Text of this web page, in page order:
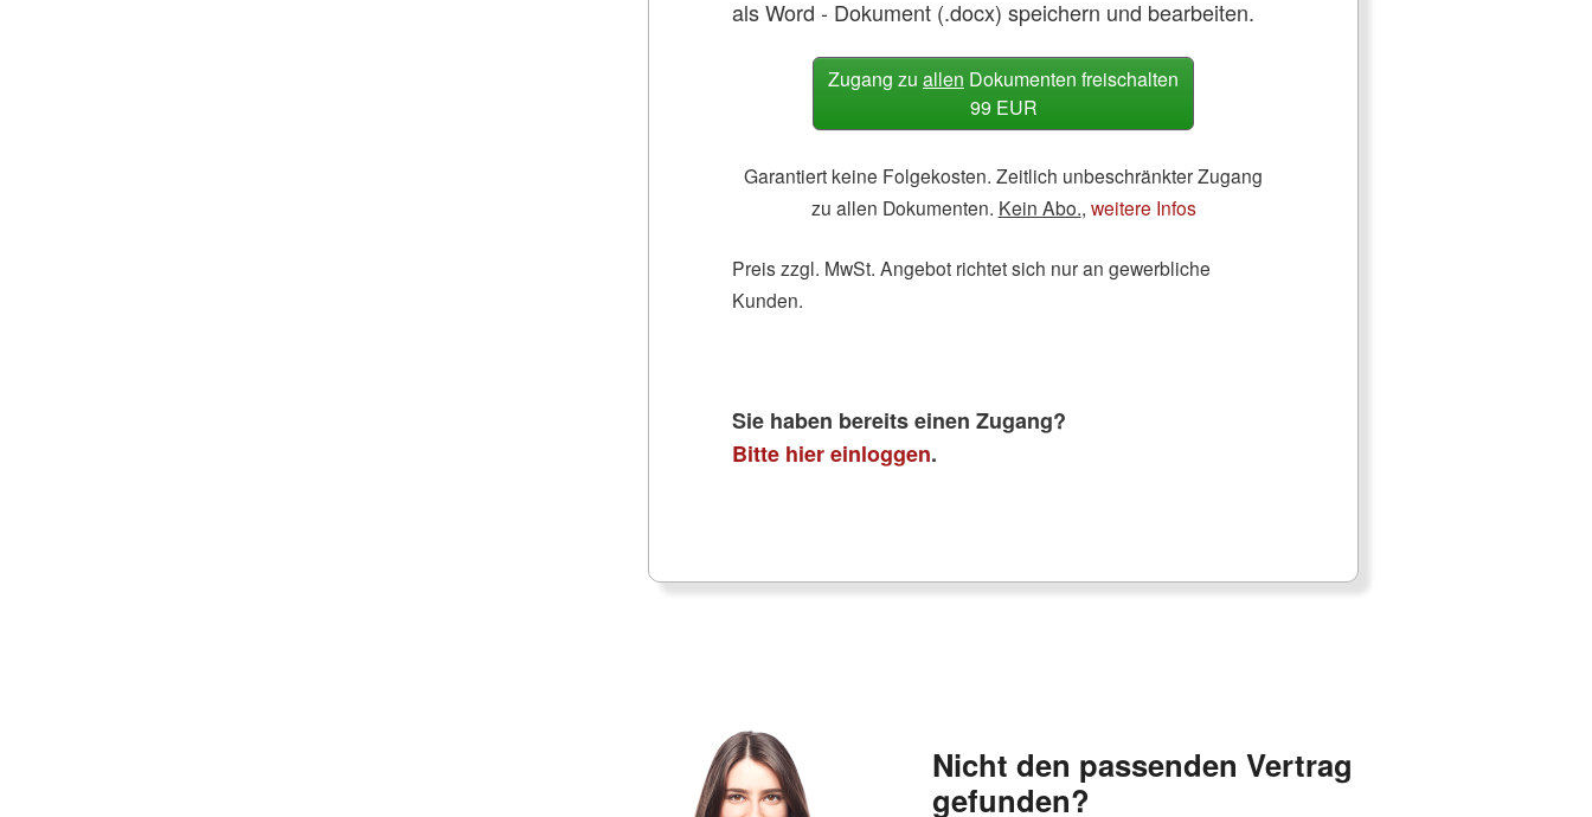
als Word - Dokument (.docx) speichern und bearbeiten.
Zugang zu allen Dokumenten freischalten
99 EUR
Garantiert keine Folgekosten. Zeitlich unbeschränkter Zugang
zu allen Dokumenten. Kein Abo., weitere Infos
Preis zzgl. MwSt. Angebot richtet sich nur an gewerbliche
Kunden.
Sie haben bereits einen Zugang?
Bitte hier einloggen.
Nicht den passenden Vertrag
gefunden?